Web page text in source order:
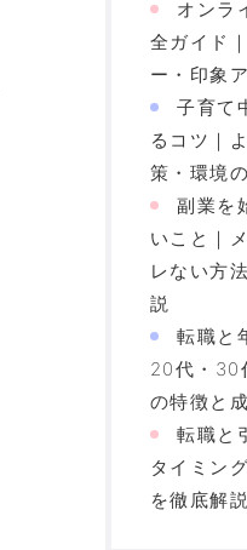
オンラ
全ガイド
ー・印象
子育て
るコツ｜
策・環境
副業を
いこと｜
レない方
説
転職と
20代・30
の特徴と
転職と
タイミン
を徹底解説